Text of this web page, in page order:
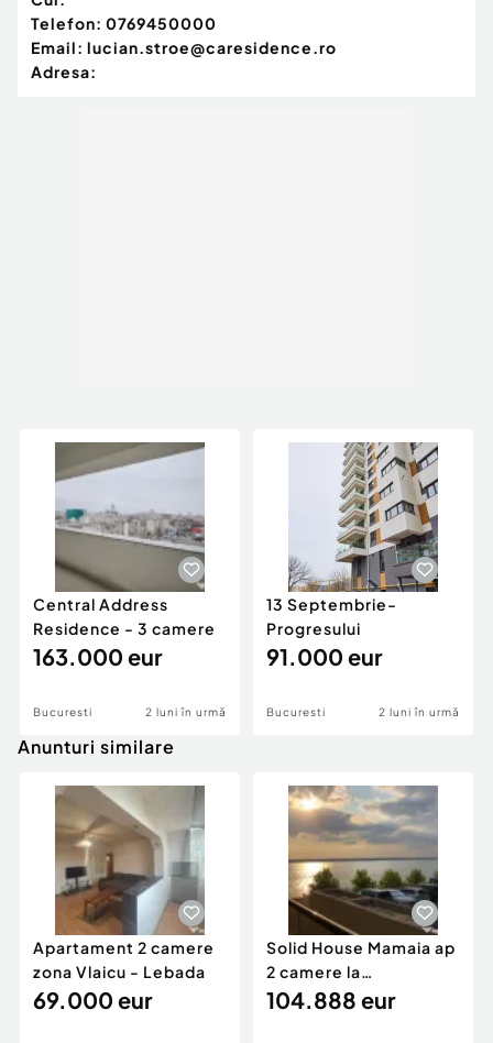
Telefon: 0769450000
Email: lucian.stroe@caresidence.ro
Adresa:
Central Address
Residence - 3 camere
163.000 eur
Bucuresti 2 luni în urmă
13 Septembrie-
Progresului
91.000 eur
Bucuresti 2 luni în urmă
Anunturi similare
Apartament 2 camere
zona Vlaicu - Lebada
69.000 eur
Solid House Mamaia ap
2 camere la
cheie,langa Mega
104.888 eur